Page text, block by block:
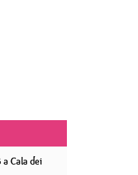
Cala dei